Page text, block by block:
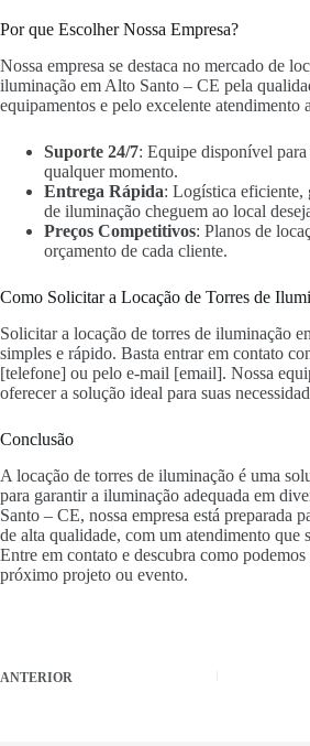
Por que Escolher Nossa Empresa?
Nossa empresa se destaca no mercado de
iluminação em Alto Santo – CE pela
equipamentos e pelo excelente atendimento
Suporte 24/7: Equipe disponível para
qualquer momento.
Entrega Rápida: Logística eficiente,
de iluminação cheguem ao local
Preços Competitivos: Planos de
orçamento de cada cliente.
Como Solicitar a Locação de Torres de
Solicitar a locação de torres de iluminação
simples e rápido. Basta entrar em contato
[telefone] ou pelo e-mail [email]. Nossa
oferecer a solução ideal para suas
Conclusão
A locação de torres de iluminação é uma
para garantir a iluminação adequada em
Santo – CE, nossa empresa está preparada
de alta qualidade, com um atendimento que
Entre em contato e descubra como
próximo projeto ou evento.
ANTERIOR